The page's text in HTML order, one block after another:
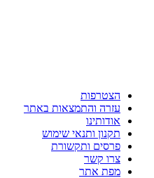
הצטרפות
עזרה והתמצאות באתר
אודותינו
תקנון ותנאי שימוש
פרסים ותקשורת
צרו קשר
מפת אתר